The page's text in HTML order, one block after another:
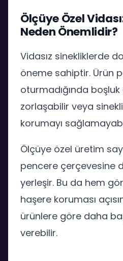
Ölçüye Özel
Neden Önemlidir?
Vidasız sinekliklerde
öneme sahiptir. Ürün
oturmadığında
zorlaşabilir veya
korumayı
Ölçüye özel üretim
pencere çerçevesine
yerleşir. Bu da hem
haşere koruması
ürünlere göre daha
verebilir.